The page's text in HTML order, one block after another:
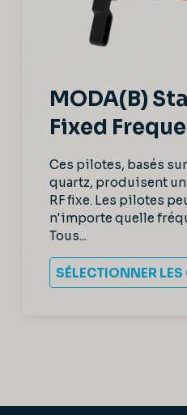
MODA(B)
Fixed
Ces pilotes, basés
quartz, produisent
RF fixe. Les pilotes
n'importe quelle
Tous...
SÉLECTIONNER